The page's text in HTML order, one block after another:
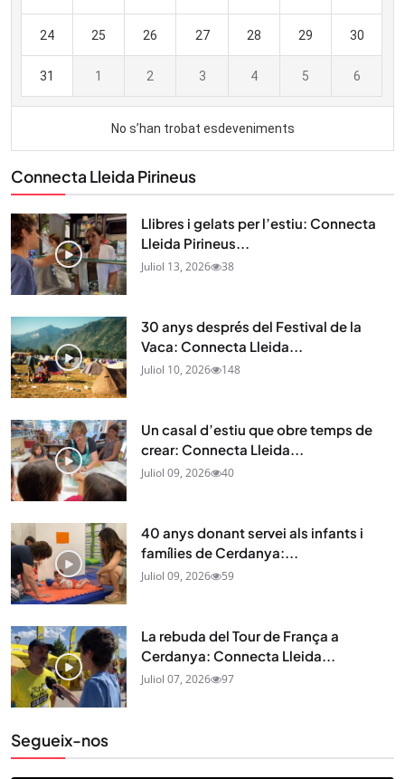
Connecta Lleida Pirineus
Llibres i gelats per l’estiu: Connecta
Lleida Pirineus...
Juliol 13, 2026 38
30 anys després del Festival de la
Vaca: Connecta Lleida...
Juliol 10, 2026 148
Un casal d’estiu que obre temps de
crear: Connecta Lleida...
Juliol 09, 2026 40
40 anys donant servei als infants i
famílies de Cerdanya:...
Juliol 09, 2026 59
La rebuda del Tour de França a
Cerdanya: Connecta Lleida...
Juliol 07, 2026 97
Segueix-nos